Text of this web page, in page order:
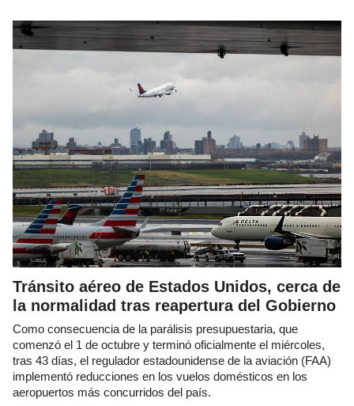
Tránsito aéreo de Estados Unidos, cerca de
la normalidad tras reapertura del Gobierno
Como consecuencia de la parálisis presupuestaria, que
comenzó el 1 de octubre y terminó oficialmente el miércoles,
tras 43 días, el regulador estadounidense de la aviación (FAA)
implementó reducciones en los vuelos domésticos en los
aeropuertos más concurridos del país.